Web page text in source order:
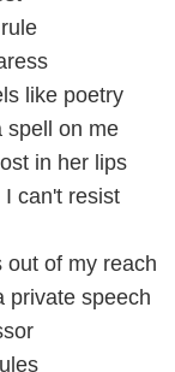
like poetry
spell on me
in her lips
I can't resist
out of my reach
private speech